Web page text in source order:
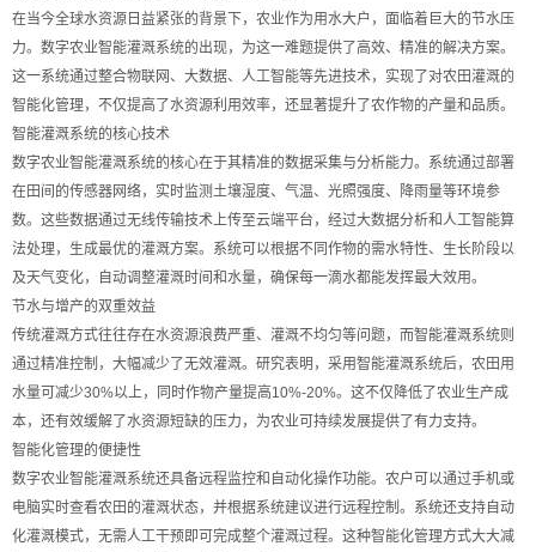
在当今全球水资源日益紧张的背景下，农业作为用水大户，面临着巨大的节水压
力。数字农业智能灌溉系统的出现，为这一难题提供了高效、精准的解决方案。
这一系统通过整合物联网、大数据、人工智能等先进技术，实现了对农田灌溉的
智能化管理，不仅提高了水资源利用效率，还显著提升了农作物的产量和品质。
智能灌溉系统的核心技术
数字农业智能灌溉系统的核心在于其精准的数据采集与分析能力。系统通过部署
在田间的传感器网络，实时监测土壤湿度、气温、光照强度、降雨量等环境参
数。这些数据通过无线传输技术上传至云端平台，经过大数据分析和人工智能算
法处理，生成最优的灌溉方案。系统可以根据不同作物的需水特性、生长阶段以
及天气变化，自动调整灌溉时间和水量，确保每一滴水都能发挥最大效用。
节水与增产的双重效益
传统灌溉方式往往存在水资源浪费严重、灌溉不均匀等问题，而智能灌溉系统则
通过精准控制，大幅减少了无效灌溉。研究表明，采用智能灌溉系统后，农田用
水量可减少30%以上，同时作物产量提高10%-20%。这不仅降低了农业生产成
本，还有效缓解了水资源短缺的压力，为农业可持续发展提供了有力支持。
智能化管理的便捷性
数字农业智能灌溉系统还具备远程监控和自动化操作功能。农户可以通过手机或
电脑实时查看农田的灌溉状态，并根据系统建议进行远程控制。系统还支持自动
化灌溉模式，无需人工干预即可完成整个灌溉过程。这种智能化管理方式大大减